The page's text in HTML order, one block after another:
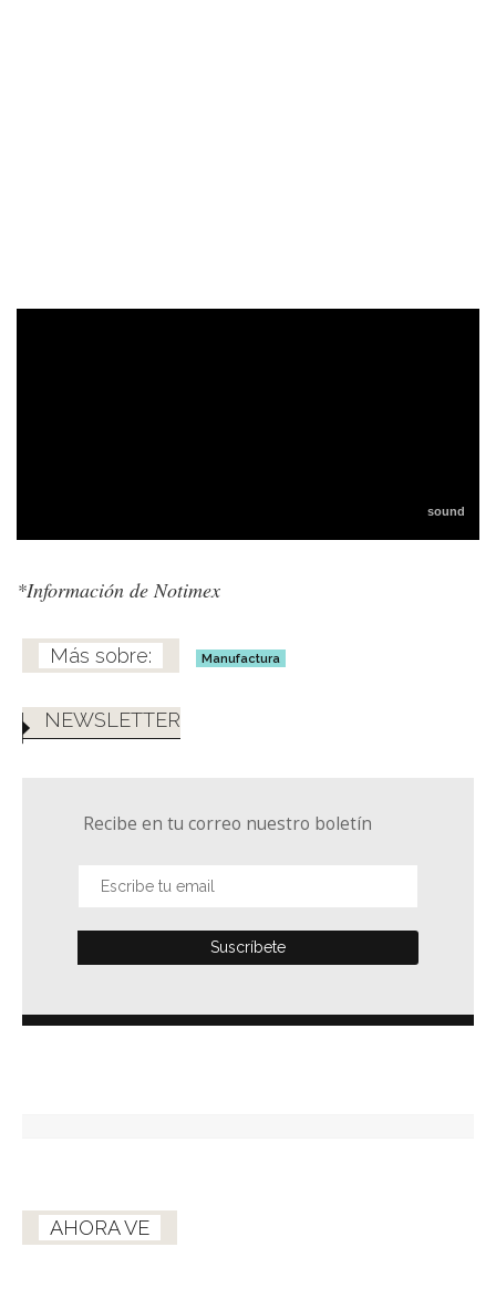
*Información de Notimex
Manufactura
NEWSLETTER
Recibe en tu correo nuestro boletín
AHORA VE